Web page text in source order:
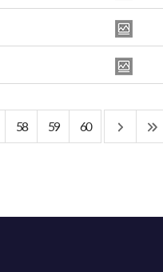
58 59 60